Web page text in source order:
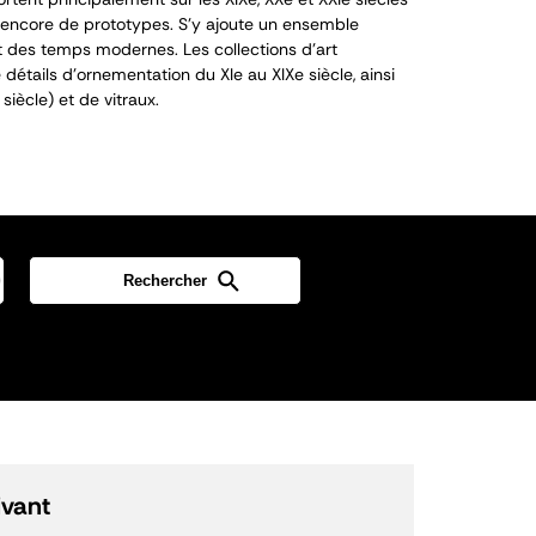
de prototypes. S’y ajoute un ensemble
temps modernes. Les collections d’art
d’ornementation du XIe au XIXe siècle, ainsi
siècle) et de vitraux.